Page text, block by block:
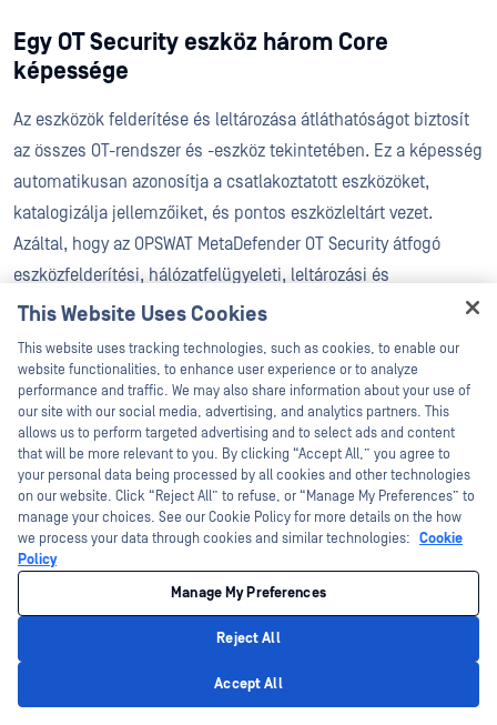
Egy OT Security eszköz három Core
képessége
Az eszközök felderítése és leltározása átláthatóságot biztosít
az összes OT-rendszer és -eszköz tekintetében. Ez a képesség
automatikusan azonosítja a csatlakoztatott eszközöket,
katalogizálja jellemzőiket, és pontos eszközleltárt vezet.
Azáltal, hogy az OPSWAT MetaDefender OT Security átfogó
eszközfelderítési, hálózatfelügyeleti, leltározási és
javításkezelési képességeket kínál, páratlan átláthatóságot és
ellenőrzést biztosít.
Az aktív fenyegetésérzékelés és -reagálás azonosítja a
potenciális biztonsági incidenseket, és gyors reagálást tesz
lehetővé. A MetaDefender Industrial Firewall és a
MetaDefender OT Security együttműködve figyeli a hálózati
forgalmat, a rendszer viselkedését és a felhasználói
tevékenységet, valamint védi az üzemeltetési és
folyamatirányítási hálózatokat.
A Secure távoli hozzáférés és a részletes jogosultságok
biztosítják, hogy csak az arra jogosult felhasználók férhetnek
hozzá a kritikus OT-rendszerekhez ellenőrzött, biztonságos
This Website Uses Cookies
This website uses tracking technologies, such as cookies, to enable our
website functionalities, to enhance user experience or to analyze
performance and traffic. We may also share information about your use of
our site with our social media, advertising, and analytics partners. This
allows us to perform targeted advertising and to select ads and content
that will be more relevant to you. By clicking “Accept All,” you agree to
your personal data being processed by all cookies and other technologies
on our website. Click “Reject All” to refuse, or “Manage My Preferences” to
manage your choices. See our Cookie Policy for more details on the how
we process your data through cookies and similar technologies: Cookie
Policy
Manage My Preferences
Reject All
Accept All
Hey there!
I'm Ozzy, your OPSWAT virtual assistant.
How can I help you secure what's critical
today?